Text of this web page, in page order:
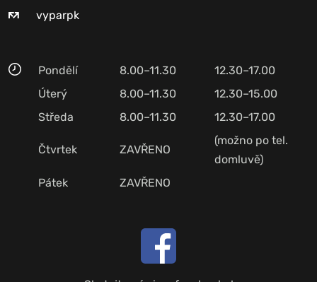
vyparpk
Pondělí 8.00–11.30
12.30–17.00
Úterý
8.00–11.30
12.30–15.00
Středa
8.00–11.30 12.30–17.00
Čtvrtek ZAVŘENO
(možno po tel.
domluvě)
Pátek
ZAVŘENO